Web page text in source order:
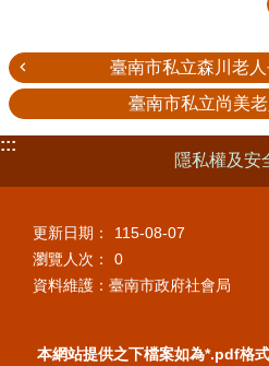
臺南市私立森川老
臺南市私立尚美
:::
隱私權及安
更新日期：
115-08-07
瀏覽人次：
0
資料維護：臺南市政府社會局
本網站提供之下檔案如為*.pdf格